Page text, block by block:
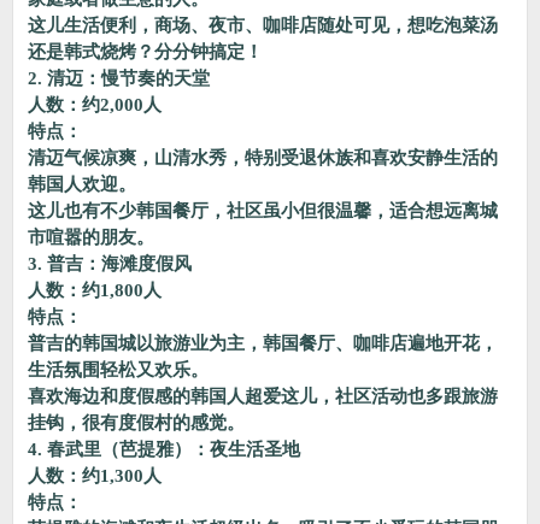
这儿生活便利，商场、夜市、咖啡店随处可见，想吃泡菜汤
还是韩式烧烤？分分钟搞定！
2. 清迈：慢节奏的天堂
人数：约2,000人
特点：
清迈气候凉爽，山清水秀，特别受退休族和喜欢安静生活的
韩国人欢迎。
这儿也有不少韩国餐厅，社区虽小但很温馨，适合想远离城
市喧嚣的朋友。
3. 普吉：海滩度假风
人数：约1,800人
特点：
普吉的韩国城以旅游业为主，韩国餐厅、咖啡店遍地开花，
生活氛围轻松又欢乐。
喜欢海边和度假感的韩国人超爱这儿，社区活动也多跟旅游
挂钩，很有度假村的感觉。
4. 春武里（芭提雅）：夜生活圣地
人数：约1,300人
特点：